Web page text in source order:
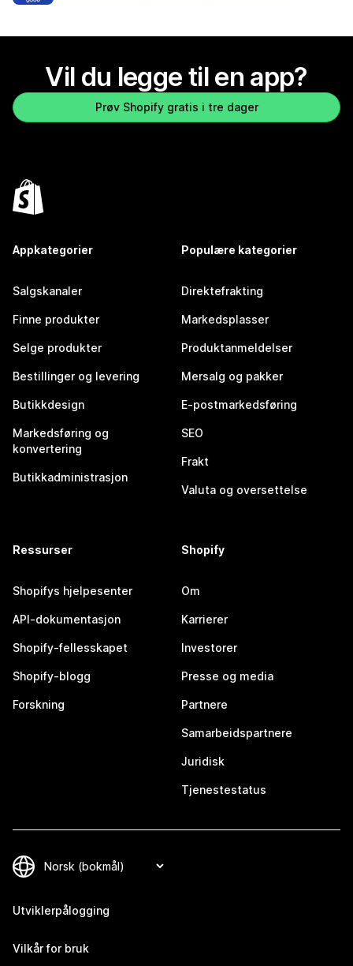
Vil du legge til en app?
Prøv Shopify gratis i tre dager
Appkategorier
Salgskanaler
Finne produkter
Selge produkter
Bestillinger og levering
Butikkdesign
Markedsføring og
konvertering
Butikkadministrasjon
Populære kategorier
Direktefrakting
Markedsplasser
Produktanmeldelser
Mersalg og pakker
E-postmarkedsføring
SEO
Frakt
Valuta og oversettelse
Ressurser
Shopifys hjelpesenter
API-dokumentasjon
Shopify-fellesskapet
Shopify-blogg
Forskning
Shopify
Om
Karrierer
Investorer
Presse og media
Partnere
Samarbeidspartnere
Juridisk
Tjenestestatus
Utviklerpålogging
Vilkår for bruk